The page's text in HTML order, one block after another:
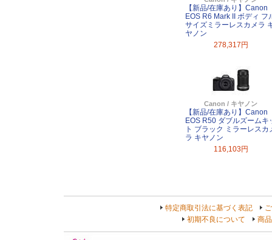
【新品/在庫あり】Canon
EOS R6 Mark II ボディ フ
サイズミラーレスカメラ
ヤノン
278,317円
Canon / キヤノン
【新品/在庫あり】Canon
EOS R50 ダブルズームキ
ト ブラック ミラーレスカ
ラ キヤノン
116,103円
特定商取引法に基づく表記
初期不良について
商